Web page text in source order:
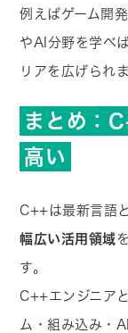
例えばゲーム開
やAI分野を学べば
リアを広げられま
まとめ：
高い
C++は最新言語
幅広い活用領域
す。
C++エンジニア
ム・組み込み・